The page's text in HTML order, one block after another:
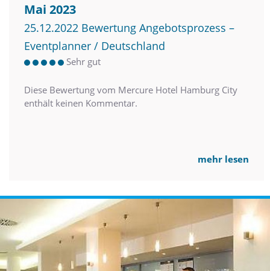
Mai 2023
25.12.2022 Bewertung Angebotsprozess –
Eventplanner / Deutschland
Sehr gut
Diese Bewertung vom Mercure Hotel Hamburg City
enthält keinen Kommentar.
mehr lesen